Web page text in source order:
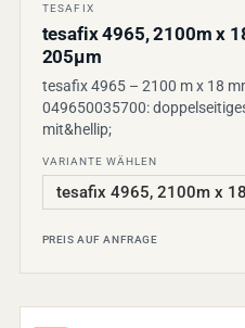
TESAFIX
tesafix 4965, 2100m x
205µm
tesafix 4965 – 2100 m x 18
049650035700:
mit&hellip;
VARIANTE WÄHLEN
PREIS AUF ANFRAGE